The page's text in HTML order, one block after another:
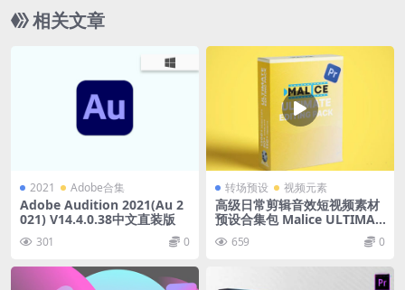
相关文章
2021 Adobe合集
Adobe Audition 2021(Au 2
021) V14.4.0.38中文直装版
301 0
转场预设 视频元素
高级日常剪辑音效短视频素材
预设合集包 Malice ULTIMAT
E Editing Pack
659 0